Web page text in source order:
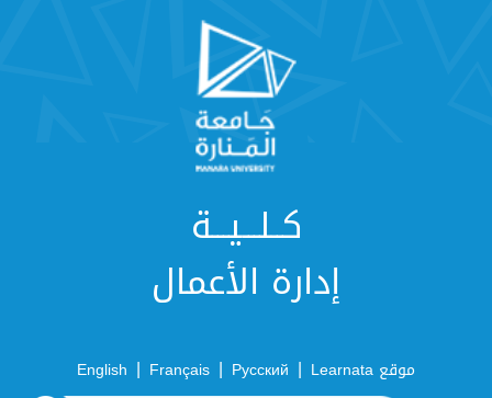
كــلـــيـــة
إدارة الأعمال
موقع Learnata |
Русский
|
Français
|
English